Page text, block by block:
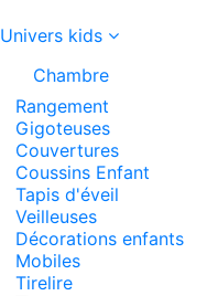
Univers kids
Chambre
Rangement
Gigoteuses
Couvertures
Coussins Enfant
Tapis d'éveil
Veilleuses
Décorations enfants
Mobiles
Tirelire